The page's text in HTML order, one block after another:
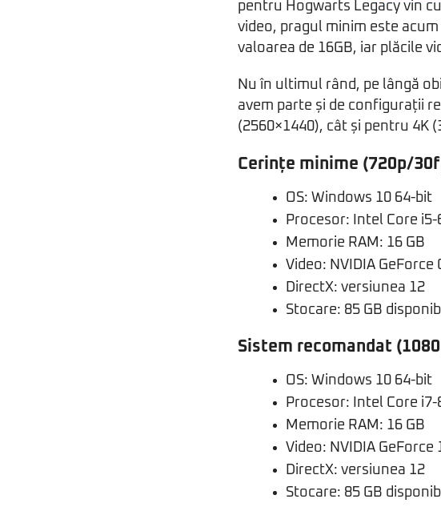
pentru Hogwarts Legacy vin
video, pragul minim este
valoarea de 16GB, iar plăcile
Nu în ultimul rând, pe lângă
avem parte și de configurații
(2560×1440), cât și pentru 4K
Cerințe minime (720p/
OS: Windows 10 64-bit
Procesor: Intel Core i5-
Memorie RAM: 16 GB
Video: NVIDIA GeForce
DirectX: versiunea 12
Stocare: 85 GB
Sistem recomandat
OS: Windows 10 64-bit
Procesor: Intel Core i7-
Memorie RAM: 16 GB
Video: NVIDIA GeForce
DirectX: versiunea 12
Stocare: 85 GB